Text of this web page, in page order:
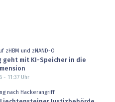
zHBM und zNAND-O
geht mit KI-Speicher in die
- 11:37Uhr
nach Hackerangriff